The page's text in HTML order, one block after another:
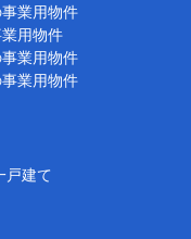
業用物件
用物件
業用物件
業用物件
戸建て